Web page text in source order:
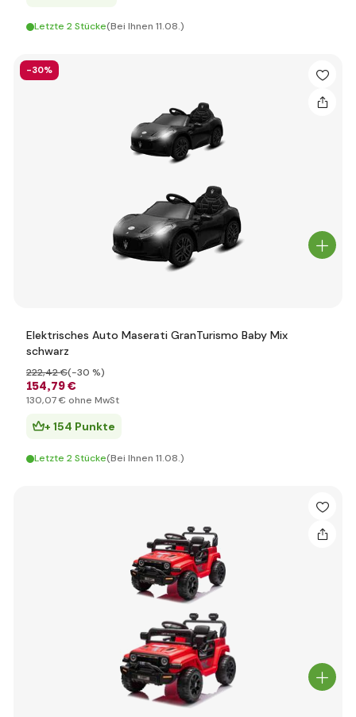
Letzte 2 Stücke(Bei Ihnen 11.08.)
-30%
Elektrisches Auto Maserati GranTurismo Baby Mix
schwarz
154,79 €
222,42 €(-30 %)
130,07 € ohne MwSt
+ 154 Punkte
Letzte 2 Stücke(Bei Ihnen 11.08.)